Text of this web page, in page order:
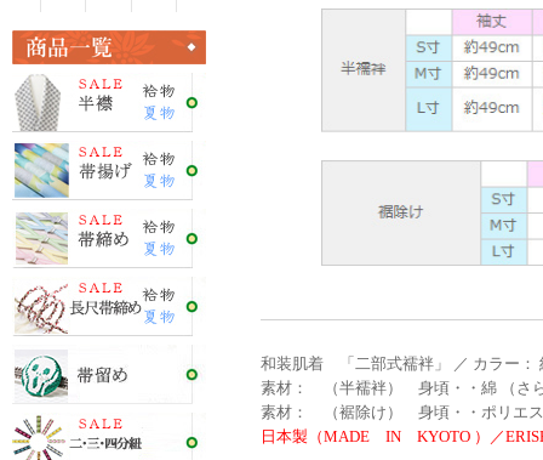
和装肌着 「二部式襦袢」 ／ カラー：
素材： （半襦袢） 身頃・・綿 （さ
素材： （裾除け） 身頃・・ポリエス
日本製（MADE IN KYOTO ）／